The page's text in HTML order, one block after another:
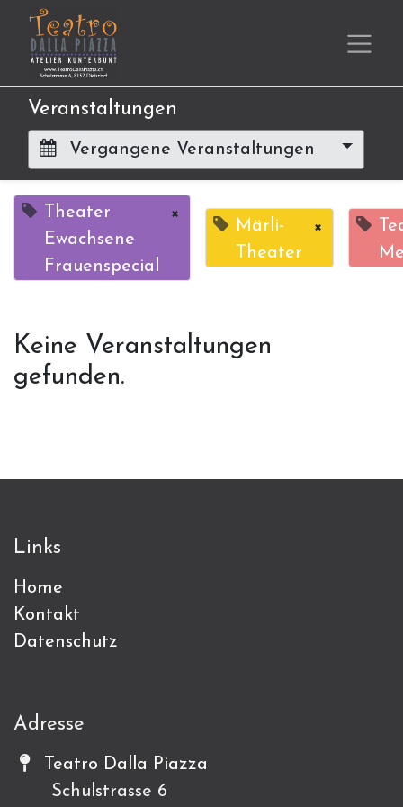
Veranstaltungen
Vergangene Veranstaltungen
Theater
Ewachsene
Frauenspecial
×
Märli-
Theater
×
Keine Veranstaltungen
gefunden.
Links
Home
Kontakt
Datenschutz
Adresse
Teatro Dalla Piazza
Schulstrasse 6